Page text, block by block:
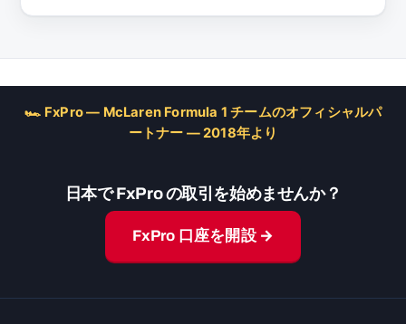
🏎 FxPro — McLaren Formula 1 チームのオフィシャルパ
ートナー — 2018年より
日本で FxPro の取引を始めませんか？
FxPro 口座を開設 →